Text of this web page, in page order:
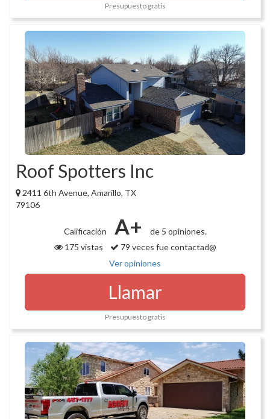
Presupuesto gratis
Roof Spotters Inc
2411 6th Avenue, Amarillo, TX
79106
Calificación A+
de 5 opiniones.
175 vistas
79 veces fue contactad@
Ver opiniones
Llamar
Presupuesto gratis